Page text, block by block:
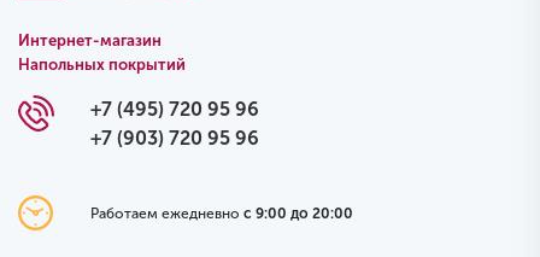
Интернет-магазин
Напольных покрытий
+7 (495) 720 95 96
+7 (903) 720 95 96
Работаем ежедневно с 9:00 до 20:00